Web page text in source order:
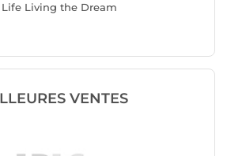
Living the Dream
VENTES